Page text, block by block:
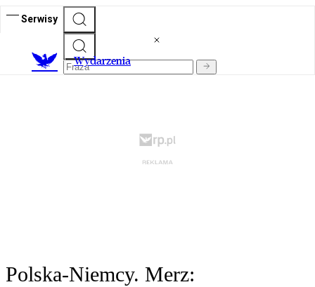
Serwisy
Wydarzenia
Polska-Niemcy. Merz: